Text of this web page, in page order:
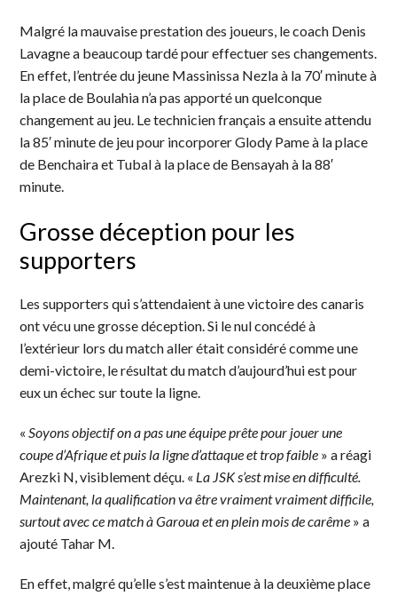
Malgré la mauvaise prestation des joueurs, le coach Denis
Lavagne a beaucoup tardé pour effectuer ses changements.
En effet, l’entrée du jeune Massinissa Nezla à la 70′ minute à
la place de Boulahia n’a pas apporté un quelconque
changement au jeu. Le technicien français a ensuite attendu
la 85′ minute de jeu pour incorporer Glody Pame à la place
de Benchaira et Tubal à la place de Bensayah à la 88′
minute.
Grosse déception pour les
supporters
Les supporters qui s’attendaient à une victoire des canaris
ont vécu une grosse déception. Si le nul concédé à
l’extérieur lors du match aller était considéré comme une
demi-victoire, le résultat du match d’aujourd’hui est pour
eux un échec sur toute la ligne.
«Soyons objectif on a pas une équipe prête pour jouer une
coupe d’Afrique et puis la ligne d’attaque et trop faible » a réagi
Arezki N, visiblement déçu. « La JSK s’est mise en difficulté.
Maintenant, la qualification va être vraiment vraiment difficile,
surtout avec ce match à Garoua et en plein mois de carême » a
ajouté Tahar M.
En effet, malgré qu’elle s’est maintenue à la deuxième place